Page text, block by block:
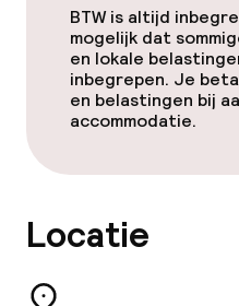
Overal rookvrij
BTW is altijd
mogelijk dat
en lokale
inbegrepen. Je
en belastingen bij
accommodatie.
Locatie